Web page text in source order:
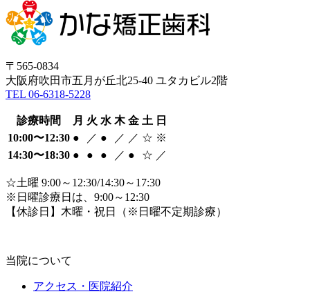
〒565-0834
大阪府吹田市五月が丘北25-40 ユタカビル2階
TEL 06-6318-5228
診療時間 月 火 水 木 金 土 日
10:00〜12:30 ● ／ ● ／ ／ ☆ ※
14:30〜18:30 ● ● ● ／ ● ☆ ／
☆土曜 9:00～12:30/14:30～17:30
※日曜診療日は、9:00～12:30
【休診日】木曜・祝日
（※日曜不定期診療）
当院について
アクセス・医院紹介